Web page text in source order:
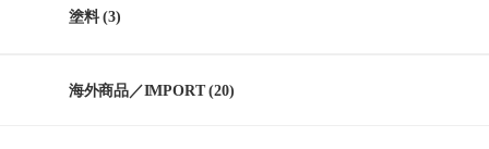
塗料(3)
海外商品／IMPORT(20)